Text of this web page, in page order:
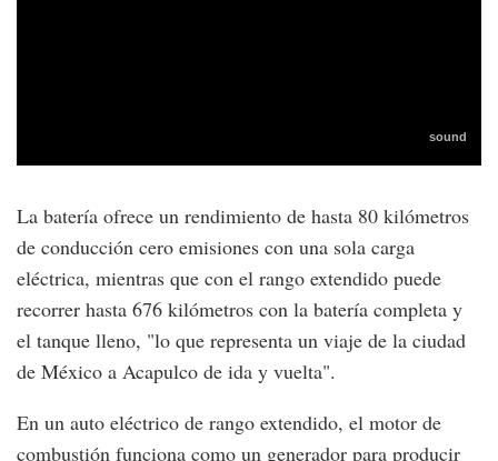
La batería ofrece un rendimiento de hasta 80 kilómetros
de conducción cero emisiones con una sola carga
eléctrica, mientras que con el rango extendido puede
recorrer hasta 676 kilómetros con la batería completa y
el tanque lleno, "lo que representa un viaje de la ciudad
de México a Acapulco de ida y vuelta".
En un auto eléctrico de rango extendido, el motor de
combustión funciona como un generador para producir